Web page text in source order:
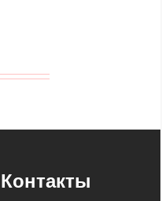
Контакты